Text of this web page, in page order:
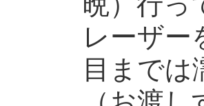
レーザー
目までは